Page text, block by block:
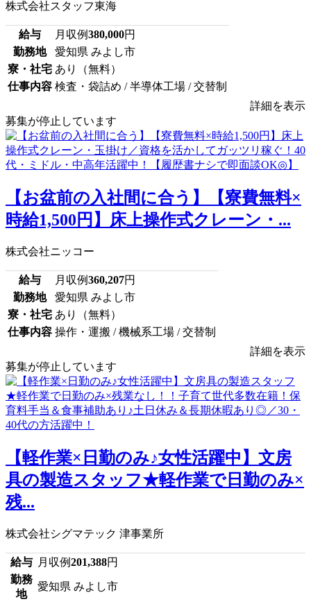
株式会社スタッフ東海
給与 月収例380,000円
勤務地
愛知県 みよし市
寮・社宅 あり（無料）
仕事内容 検査・袋詰め / 半導体工場 / 交替制
詳細を表示
募集が停止しています
【お盆前の入社間に合う】【寮費無料×
時給1,500円】床上操作式クレーン・...
株式会社ニッコー
給与 月収例360,207円
勤務地
愛知県 みよし市
寮・社宅 あり（無料）
仕事内容 操作・運搬 / 機械系工場 / 交替制
詳細を表示
募集が停止しています
【軽作業×日勤のみ♪女性活躍中】文房
具の製造スタッフ★軽作業で日勤のみ×
残...
株式会社シグマテック 津事業所
給与 月収例201,388円
勤務
地
愛知県 みよし市